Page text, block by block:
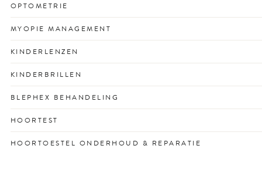
te signaleren en corrigeren.
OPTOMETRIE
van oogafwijkingen en ooggezondheidsproblemen.
MYOPIE MANAGEMENT
ooggezondheid op lange termijn te beschermen.
KINDERLENZEN
comfortabel en ideaal voor actief dagelijks gebruik.
KINDERBRILLEN
passend bij elk gezicht en karakter.
BLEPHEX BEHANDELING
voor gezonde oogleden en vermindering van irritatie.
HOORTEST
HOORTOESTEL ONDERHOUD & REPARATIE